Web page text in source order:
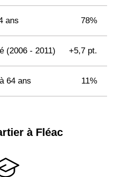
ans 78%
(2006 - 2011) +5,7 pt.
64 ans 11%
à Fléac